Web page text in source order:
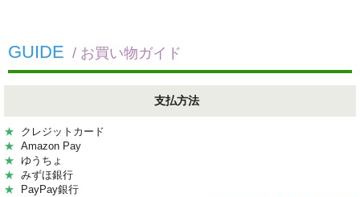
GUIDE / お買い物ガイド
支払方法
★ クレジットカード
★ Amazon Pay
★ ゆうちょ
★ みずほ銀行
★ PayPay銀行